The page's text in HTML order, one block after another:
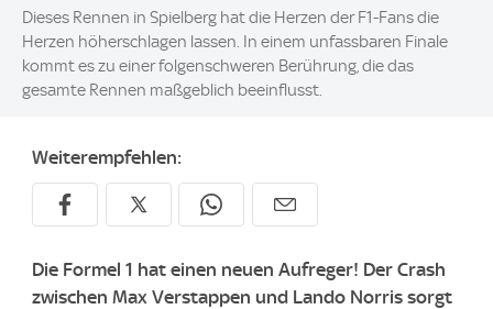
Dieses Rennen in Spielberg hat die Herzen der F1-Fans die
Herzen höherschlagen lassen. In einem unfassbaren Finale
kommt es zu einer folgenschweren Berührung, die das
gesamte Rennen maßgeblich beeinflusst.
Weiterempfehlen:
Die Formel 1 hat einen neuen Aufreger! Der Crash
zwischen Max Verstappen und Lando Norris sorgt